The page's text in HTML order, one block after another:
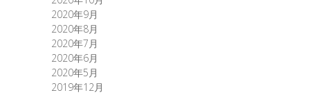
2020年9月
2020年8月
2020年7月
2020年6月
2020年5月
2019年12月